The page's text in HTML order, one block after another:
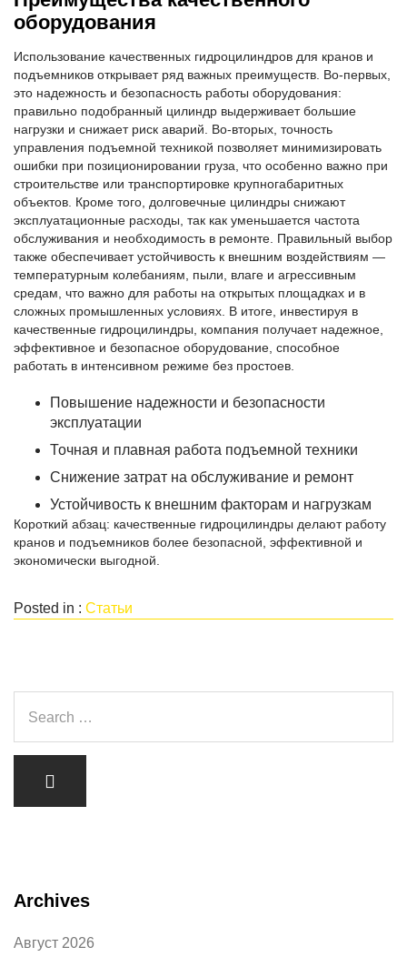
оборудования
Использование качественных гидроцилиндров для кранов и
подъемников открывает ряд важных преимуществ. Во-первых,
это надежность и безопасность работы оборудования:
правильно подобранный цилиндр выдерживает большие
нагрузки и снижает риск аварий. Во-вторых, точность
управления подъемной техникой позволяет минимизировать
ошибки при позиционировании груза, что особенно важно при
строительстве или транспортировке крупногабаритных
объектов. Кроме того, долговечные цилиндры снижают
эксплуатационные расходы, так как уменьшается частота
обслуживания и необходимость в ремонте. Правильный выбор
также обеспечивает устойчивость к внешним воздействиям —
температурным колебаниям, пыли, влаге и агрессивным
средам, что важно для работы на открытых площадках и в
сложных промышленных условиях. В итоге, инвестируя в
качественные гидроцилиндры, компания получает надежное,
эффективное и безопасное оборудование, способное
работать в интенсивном режиме без простоев.
Повышение надежности и безопасности
эксплуатации
Точная и плавная работа подъемной техники
Снижение затрат на обслуживание и ремонт
Устойчивость к внешним факторам и нагрузкам
Короткий абзац: качественные гидроцилиндры делают работу
кранов и подъемников более безопасной, эффективной и
экономически выгодной.
Posted in : Статьи
Archives
Август 2026